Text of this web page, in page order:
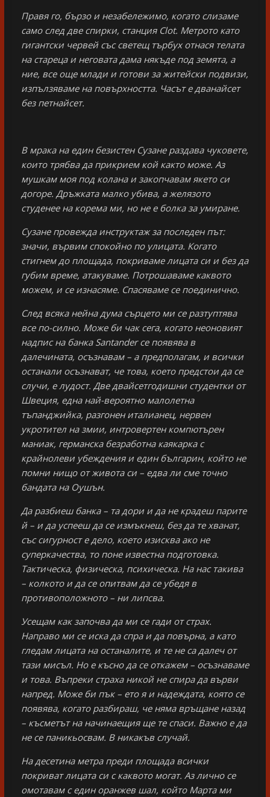
Правя го, бързо и незабележимо, когато слизаме
само след две спирки, станция Clot. Метрото като
гигантски червей със светещ търбух отнася телата
на стареца и неговата дама някъде под земята, а
ние, все още млади и готови за житейски подвизи,
изпълзяваме на повърхността. Часът е дванайсет
без петнайсет.
В мрака на един безистен Сузане раздава чуковете,
които трябва да прикрием кой както може. Аз
мушкам моя под колана и закопчавам якето си
догоре. Дръжката малко убива, а желязото
студенее на корема ми, но не е болка за умиране.
Сузане провежда инструктаж за последен път:
значи, вървим спокойно по улицата. Когато
стигнем до площада, покриваме лицата си и без да
губим време, атакуваме. Потрошаваме каквото
можем, и се изнасяме. Спасяваме се поединично.
След всяка нейна дума сърцето ми се разтуптява
все по-силно. Може би чак сега, когато неоновият
надпис на банка Santanderсе появява в
далечината, осъзнавам – а предполагам, и всички
останали осъзнават, че това, което предстои да се
случи, е лудост. Две двайсетгодишни студентки от
Швеция, една най-вероятно малолетна
тъпанджийка, разгонен италианец, нервен
укротител на змии, интровертен компютърен
маниак, германска безработна каякарка с
крайнолеви убеждения и един българин, който не
помни нищо от живота си – едва ли сме точно
бандата на Оушън.
Да разбиеш банка – та дори и да не крадеш парите
й – и да успееш да се измъкнеш, без да те хванат,
със сигурност е дело, което изисква ако не
суперкачества, то поне известна подготовка.
Тактическа, физическа, психическа. На нас такива
– колкото и да се опитвам да се убедя в
противоположното – ни липсва.
Усещам как започва да ми се гади от страх.
Направо ми се иска да спра и да повърна, а като
гледам лицата на останалите, и те не са далеч от
тази мисъл. Но е късно да се откажем – осъзнаваме
и това. Въпреки страха никой не спира да върви
напред. Може би пък – ето я и надеждата, която се
появява, когато разбираш, че няма връщане назад
– късметът на начинаещия ще те спаси. Важно е да
не се паникьосвам. В никакъв случай.
На десетина метра преди площада всички
покриват лицата си с каквото могат. Аз лично се
омотавам с един оранжев шал, който Марта ми